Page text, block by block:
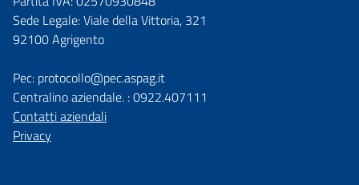
Sede Legale: Viale della Vittoria, 321
92100 Agrigento
Pec: protocollo@pec.aspag.it
Centralino aziendale. : 0922.407111
Contatti aziendali
Privacy